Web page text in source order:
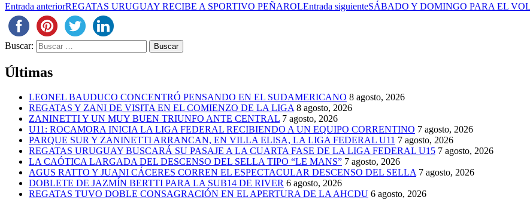
Entrada anteriorREGATAS URUGUAY RECIBE A SPORTIVO PEÑAROLEntrada siguienteSÁBADO Y DOMINGO PARA EL
Buscar:
Últimas
LEONEL BAUDUCO CONCENTRÓ PENSANDO EN EL SUDAMERICANO 8 agosto, 2026
REGATAS Y ZANI DE VISITA EN EL COMIENZO DE LA LIGA 8 agosto, 2026
ZANINETTI Y UN MUY BUEN TRIUNFO ANTE CENTRAL 7 agosto, 2026
U11: ROCAMORA INICIA LA LIGA FEDERAL RECIBIENDO A UN EQUIPO CORRENTINO 7 agosto, 2026
PARQUE SUR Y ZANINETTI ARRANCAN, EN VILLA ELISA, LA LIGA FEDERAL U11 7 agosto, 2026
REGATAS URUGUAY BUSCARÁ SU PASAJE A LA CUARTA FASE DE LA LIGA FEDERAL U15 7 agosto, 2026
LA CAÓTICA LARGADA DEL DESCENSO DEL SELLA TIPO “LE MANS” 7 agosto, 2026
AGUS RATTO Y JUANI CÁCERES CORREN EL ESPECTACULAR DESCENSO DEL SELLA 7 agosto, 2026
DOBLETE DE JAZMÍN BERTTI PARA LA SUB14 DE RIVER 6 agosto, 2026
REGATAS TUVO DOBLE CONSAGRACIÓN EN EL APERTURA DE LA AHCDU 6 agosto, 2026